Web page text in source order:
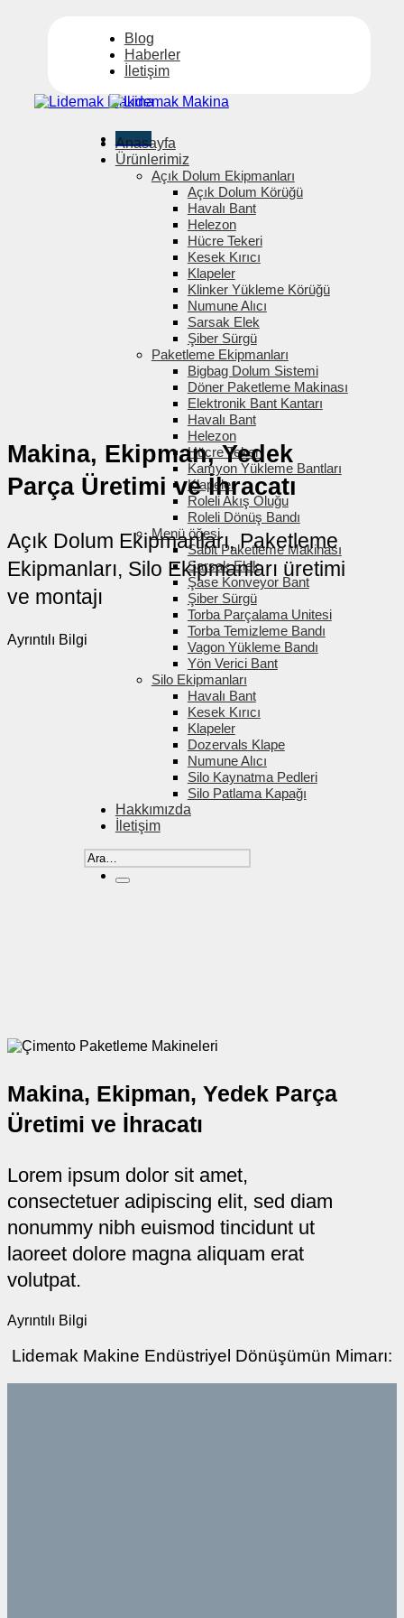
Blog
Haberler
İletişim
Menü
Anasayfa
Ürünlerimiz
Açık Dolum Ekipmanları
Açık Dolum Körüğü
Havalı Bant
Helezon
Hücre Tekeri
Kesek Kırıcı
Klapeler
Klinker Yükleme Körüğü
Numune Alıcı
Sarsak Elek
Şiber Sürgü
Paketleme Ekipmanları
Bigbag Dolum Sistemi
Döner Paketleme Makinası
Elektronik Bant Kantarı
Havalı Bant
Helezon
Hücre Tekeri
Kamyon Yükleme Bantları
Klapeler
Roleli Akış Oluğu
Roleli Dönüş Bandı
Menü öğesi
Sabit Paketleme Makinası
Sarsak Elek
Şase Konveyor Bant
Şiber Sürgü
Torba Parçalama Unitesi
Torba Temizleme Bandı
Vagon Yükleme Bandı
Yön Verici Bant
Silo Ekipmanları
Havalı Bant
Kesek Kırıcı
Klapeler
Dozervals Klape
Numune Alıcı
Silo Kaynatma Pedleri
Silo Patlama Kapağı
Hakkımızda
İletişim
Ara:
Makina, Ekipman, Yedek
Parça Üretimi ve İhracatı
Açık Dolum Ekipmanları, Paketleme
Ekipmanları, Silo Ekipmanları üretimi
ve montajı
Ayrıntılı Bilgi
Makina, Ekipman, Yedek Parça
Üretimi ve İhracatı
Lorem ipsum dolor sit amet,
consectetuer adipiscing elit, sed diam
nonummy nibh euismod tincidunt ut
laoreet dolore magna aliquam erat
volutpat.
Ayrıntılı Bilgi
Lidemak Makine Endüstriyel Dönüşümün Mimarı: